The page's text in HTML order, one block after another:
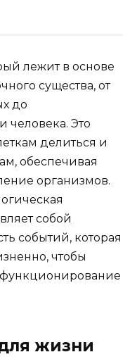
лежит в основе
существа, от
до
человека. Это
делиться и
обеспечивая
организмов.
собой
событий, которая
чтобы
жизни